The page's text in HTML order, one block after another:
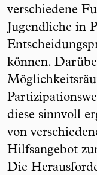
verschiedene
Jugendliche in
können.
diese sinnvoll
von
Hilfsangebot
Die